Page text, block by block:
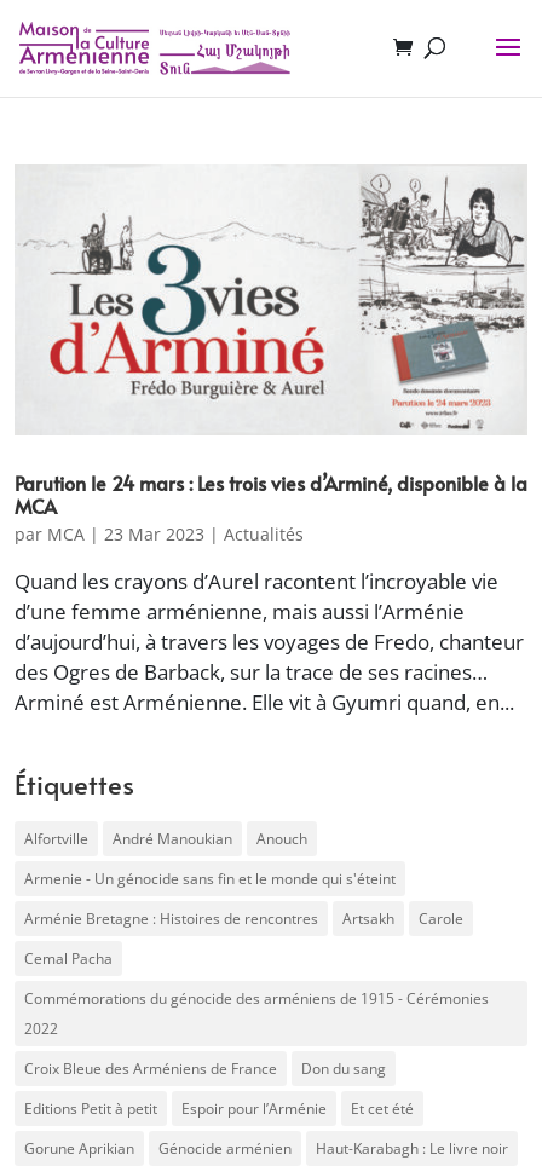
Parution le 24 mars : Les trois vies d’Arminé, disponible à la
MCA
par MCA | 23 Mar 2023 | Actualités
Quand les crayons d’Aurel racontent l’incroyable vie
d’une femme arménienne, mais aussi l’Arménie
d’aujourd’hui, à travers les voyages de Fredo, chanteur
des Ogres de Barback, sur la trace de ses racines…
Arminé est Arménienne. Elle vit à Gyumri quand, en...
Étiquettes
Alfortville André Manoukian
Anouch
Armenie - Un génocide sans fin et le monde qui s'éteint
Arménie Bretagne : Histoires de rencontres
Artsakh
Carole
Cemal Pacha
Commémorations du génocide des arméniens de 1915 - Cérémonies
2022
Croix Bleue des Arméniens de France
Don du sang
Editions Petit à petit
Espoir pour l’Arménie
Et cet été
Gorune Aprikian
Génocide arménien
Haut-Karabagh : Le livre noir